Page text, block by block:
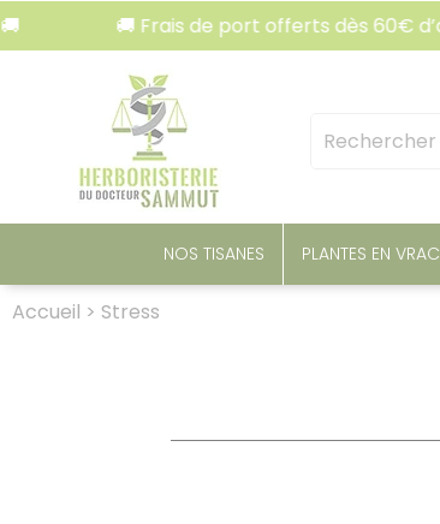
🚚 Frais de port offerts dès 60€ d’achat* 🚚
Mots
clés
NOS TISANES PLANTES EN VRAC
Accueil > Stress
Panneau de gestion des cookies